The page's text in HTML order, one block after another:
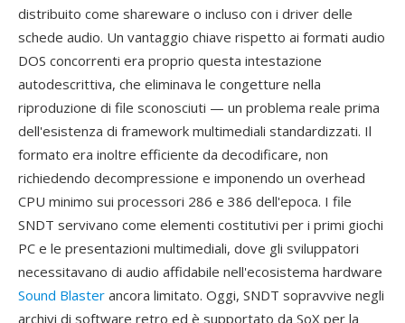
distribuito come shareware o incluso con i driver delle
schede audio. Un vantaggio chiave rispetto ai formati audio
DOS concorrenti era proprio questa intestazione
autodescrittiva, che eliminava le congetture nella
riproduzione di file sconosciuti — un problema reale prima
dell'esistenza di framework multimediali standardizzati. Il
formato era inoltre efficiente da decodificare, non
richiedendo decompressione e imponendo un overhead
CPU minimo sui processori 286 e 386 dell'epoca. I file
SNDT servivano come elementi costitutivi per i primi giochi
PC e le presentazioni multimediali, dove gli sviluppatori
necessitavano di audio affidabile nell'ecosistema hardware
Sound Blaster ancora limitato. Oggi, SNDT sopravvive negli
archivi di software retro ed è supportato da SoX per la